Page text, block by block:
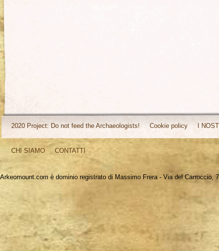
2020 Project: Do not feed the Archaeologists! Cookie policy I
CHI SIAMO CONTATTI
Arkeomount.com è dominio registrato di Massimo Frera - Via del